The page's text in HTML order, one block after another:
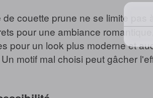
couette prune ne se limite pas
pour une ambiance
pour un look plus moderne et
motif mal choisi peut gâcher